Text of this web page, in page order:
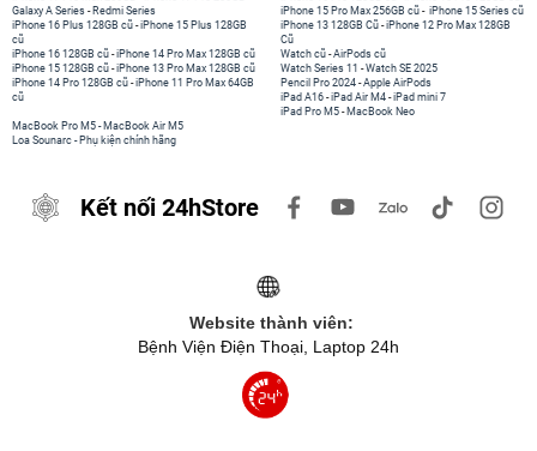
Galaxy A Series - Redmi Series
iPhone 15 Pro Max 256GB cũ - iPhone 15 Series cũ
iPhone 16 Plus 128GB cũ -iPhone 15 Plus 128GB
cũ
iPhone 16 128GB cũ -iPhone 14 Pro Max 128GB cũ
iPhone 15 128GB cũ -iPhone 13 Pro Max 128GB cũ
iPhone 14 Pro 128GB cũ -iPhone 11 Pro Max 64GB
cũ
iPhone 13 128GB Cũ -iPhone 12 Pro Max 128GB
Cũ
Watch cũ -AirPods cũ
Watch Series 11 -Watch SE 2025
Pencil Pro 2024 -Apple AirPods
iPad A16 -iPad Air M4 -iPad mini 7
iPad Pro M5 - MacBook Neo
MacBook Pro M5 - MacBook Air M5
Loa Sounarc - Phụ kiện chính hãng
Kết nối 24hStore
Website thành viên:
Bệnh Viện Điện Thoại, Laptop 24h